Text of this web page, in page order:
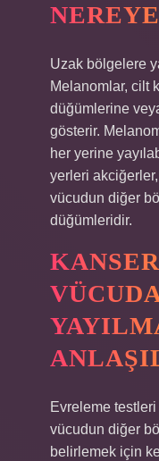
Uzak bölgelere
Melanomlar, cilt
düğümlerine
gösterir.
her yerine
yerleri
vücudun diğer
düğümleridir.
Evreleme
vücudun diğer
belirlemek için